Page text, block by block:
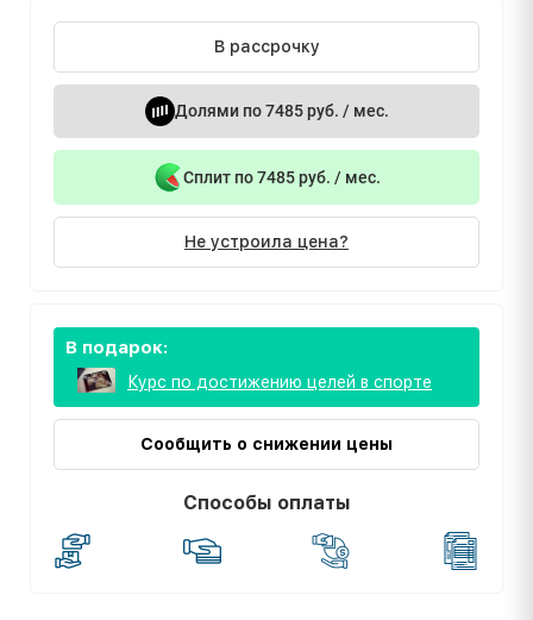
В рассрочку
Долями по 7485 руб. / мес.
Сплит по 7485 руб. / мес.
Не устроила цена?
В подарок:
Курс по достижению целей в спорте
Сообщить о снижении цены
Способы оплаты